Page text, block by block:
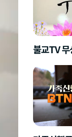
불교TV